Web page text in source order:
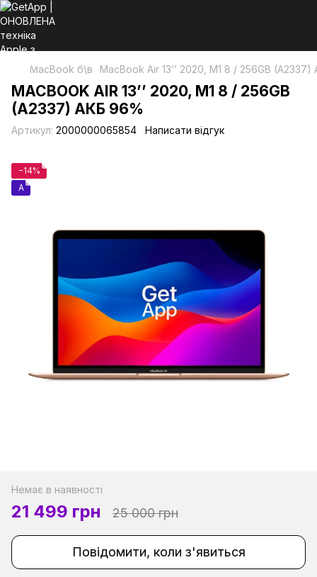
MacBook б\в MacBook Air 13’’ 2020, М1 8 / 256GB
MACBOOK AIR 13’’ 2020, М1 8 / 256GB
(A2337) АКБ 96%
Артикул: 2000000065854 Написати відгук
−14%
A
Немає в наявності
21 499 грн 25 000 грн
Повідомити, коли з'явиться